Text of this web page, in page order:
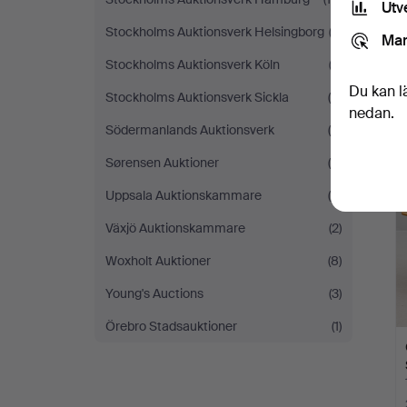
Stockholms Auktionsverk Helsingborg (3)
Stockholms Auktionsverk Köln
(3)
Stockholms Auktionsverk Sickla
(5)
Södermanlands Auktionsverk
(4)
Sørensen Auktioner
(9)
Uppsala Auktionskammare
(8)
Växjö Auktionskammare
(2)
Woxholt Auktioner
(8)
Young's Auctions
(3)
Örebro Stadsauktioner
(1)
Du kan
nedan.